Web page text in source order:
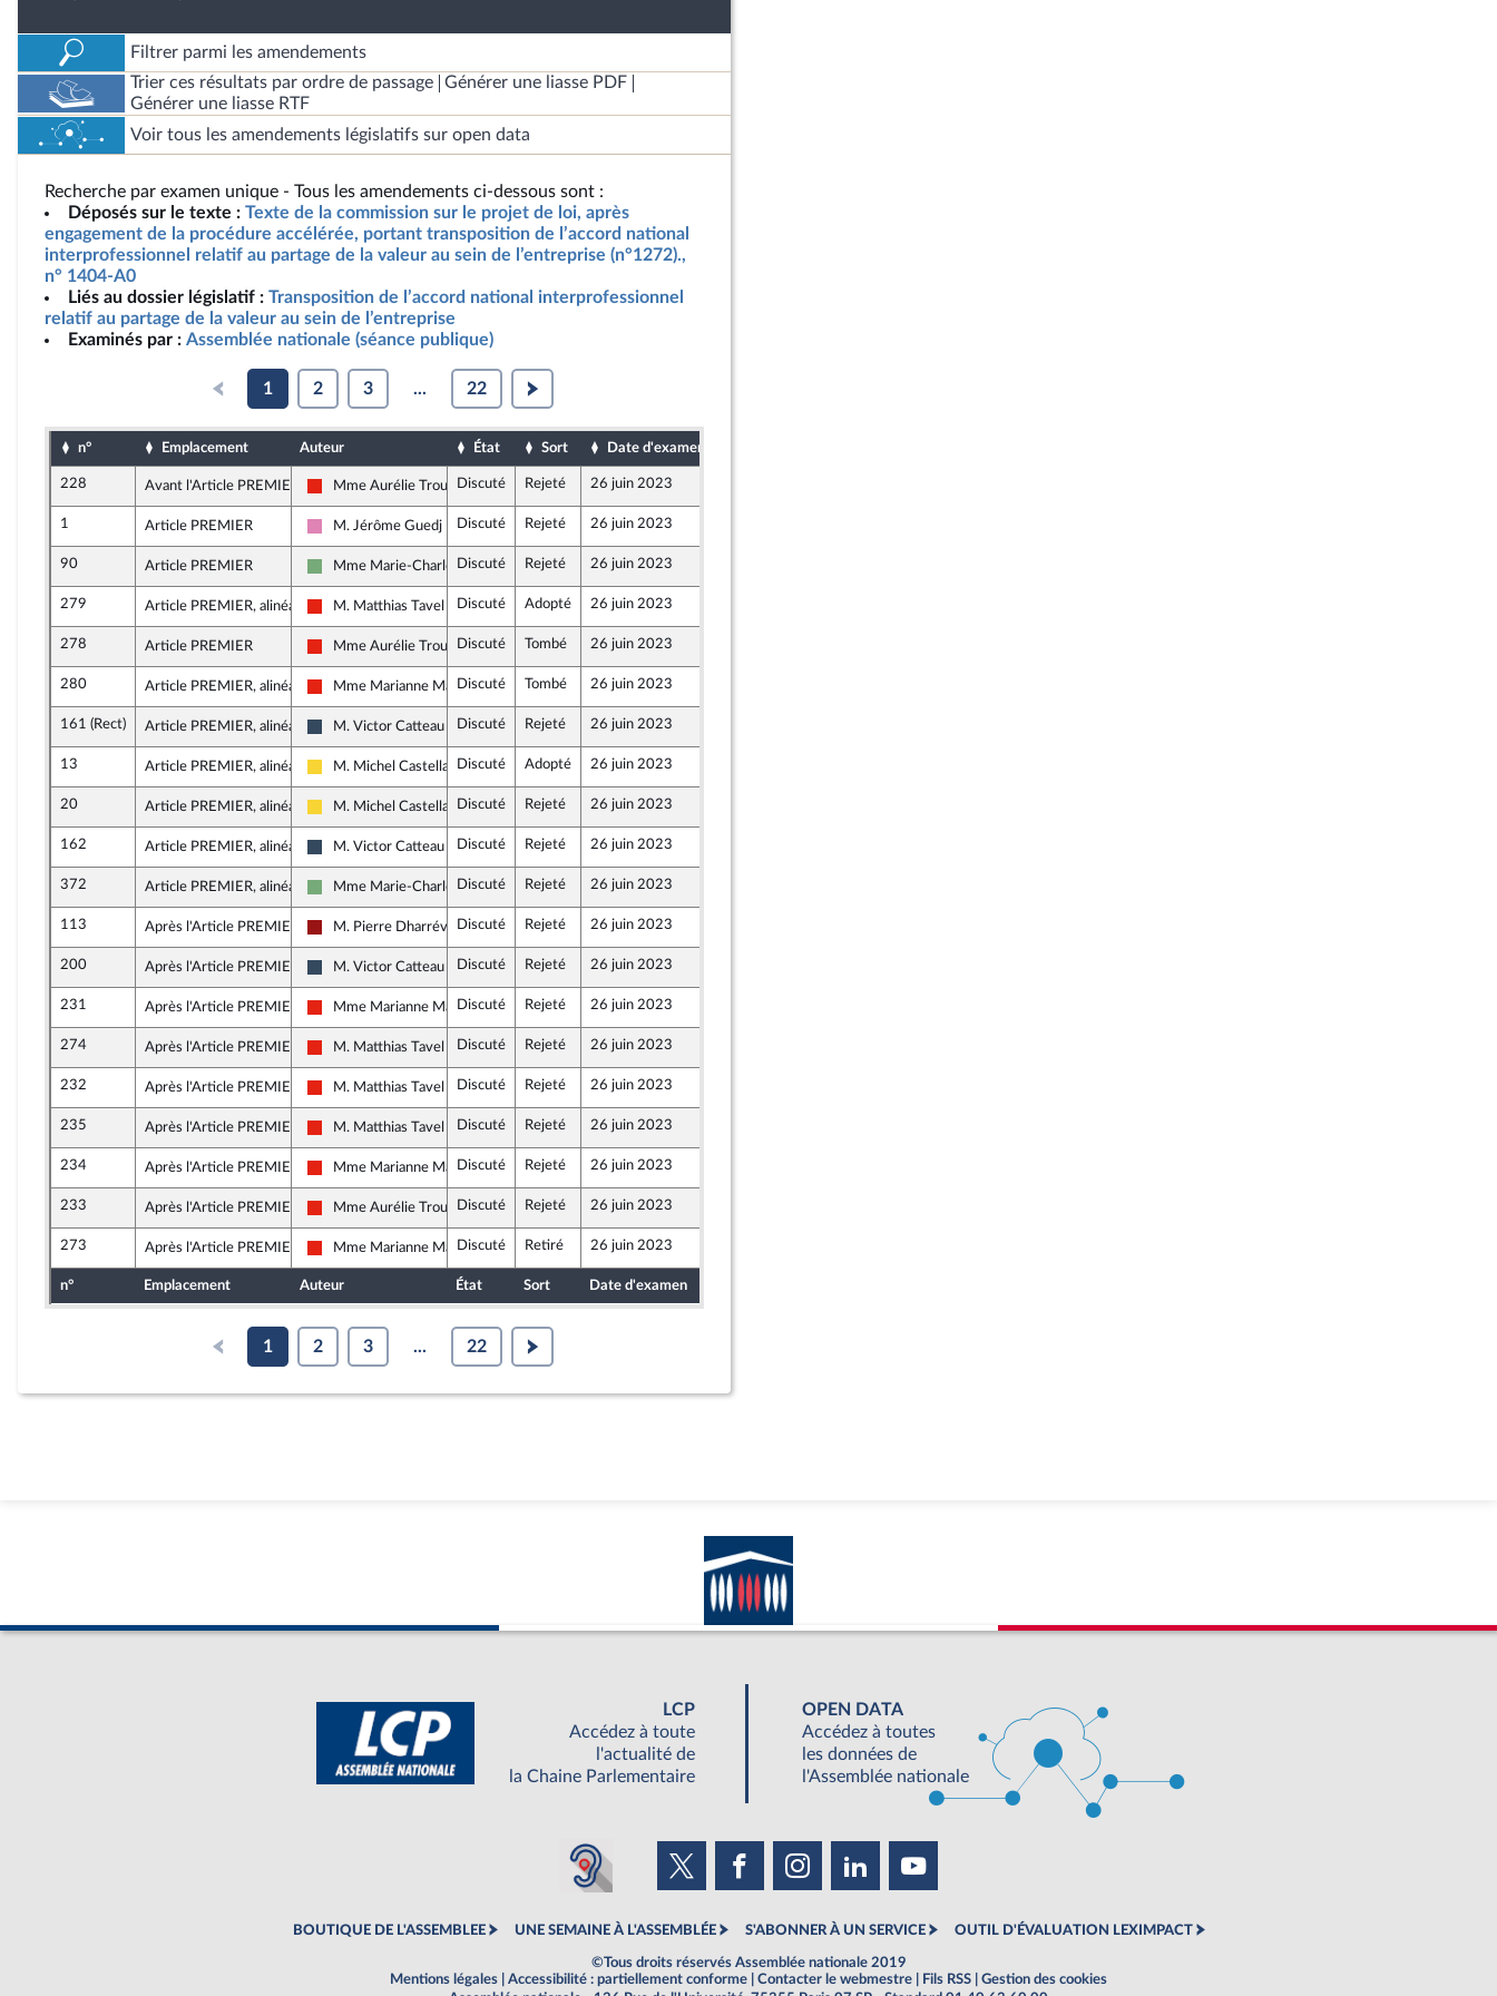
Filtrer parmi les amendements
Trier ces résultats par ordre de passage
Générer une liasse PDF
Générer une liasse RTF
Voir tous les amendements législatifs sur open data
Recherche par examen unique - Tous les amendements ci-dessous sont :
Déposés sur le texte : Texte de la commission sur le projet de loi, après
engagement de la procédure accélérée, portant transposition de l’accord national
interprofessionnel relatif au partage de la valeur au sein de l’entreprise (n°1272).,
n° 1404-A0
Liés au dossier législatif : Transposition de l’accord national interprofessionnel
relatif au partage de la valeur au sein de l’entreprise
Examinés par : Assemblée nationale (séance publique)
1 2 3 ... 22
n° Emplacement Auteur État Sort Date d'examen
228 Avant l'Article PREMIER
La France insoumise - Nouvelle Union Populaire écologique et sociale
Mme Aurélie TrouvéDiscuté Rejeté 26 juin 2023
1 Article PREMIER
Socialistes et apparentés (membre de l’intergroupe NUPES)
M. Jérôme Guedj Discuté Rejeté 26 juin 2023
90 Article PREMIER
Écologiste - NUPES
Mme Marie-Charlotte Garin
Discuté Rejeté 26 juin 2023
279 Article PREMIER, alinéa 1
La France insoumise - Nouvelle Union Populaire écologique et sociale
M. Matthias Tavel Discuté Adopté 26 juin 2023
278 Article PREMIER
La France insoumise - Nouvelle Union Populaire écologique et sociale
Mme Aurélie TrouvéDiscuté Tombé 26 juin 2023
280 Article PREMIER, alinéa 1
La France insoumise - Nouvelle Union Populaire écologique et sociale
Mme Marianne MaximiDiscuté Tombé 26 juin 2023
161 (Rect) Article PREMIER, alinéa 1
Rassemblement National
M. Victor Catteau Discuté Rejeté 26 juin 2023
13 Article PREMIER, alinéa 1
Libertés, Indépendants, Outre-mer et Territoires
M. Michel CastellaniDiscuté Adopté 26 juin 2023
20 Article PREMIER, alinéa 1
Libertés, Indépendants, Outre-mer et Territoires
M. Michel CastellaniDiscuté Rejeté 26 juin 2023
162 Article PREMIER, alinéa 1
Rassemblement National
M. Victor Catteau Discuté Rejeté 26 juin 2023
372 Article PREMIER, alinéa 1
Écologiste - NUPES
Mme Marie-Charlotte Garin
Discuté Rejeté 26 juin 2023
113 Après l'Article PREMIER
Gauche démocrate et républicaine - NUPES
M. Pierre DharrévilleDiscuté Rejeté 26 juin 2023
200 Après l'Article PREMIER
Rassemblement National
M. Victor Catteau Discuté Rejeté 26 juin 2023
231 Après l'Article PREMIER
La France insoumise - Nouvelle Union Populaire écologique et sociale
Mme Marianne MaximiDiscuté Rejeté 26 juin 2023
274 Après l'Article PREMIER
La France insoumise - Nouvelle Union Populaire écologique et sociale
M. Matthias Tavel Discuté Rejeté 26 juin 2023
232 Après l'Article PREMIER
La France insoumise - Nouvelle Union Populaire écologique et sociale
M. Matthias Tavel Discuté Rejeté 26 juin 2023
235 Après l'Article PREMIER
La France insoumise - Nouvelle Union Populaire écologique et sociale
M. Matthias Tavel Discuté Rejeté 26 juin 2023
234 Après l'Article PREMIER
La France insoumise - Nouvelle Union Populaire écologique et sociale
Mme Marianne MaximiDiscuté Rejeté 26 juin 2023
233 Après l'Article PREMIER
La France insoumise - Nouvelle Union Populaire écologique et sociale
Mme Aurélie TrouvéDiscuté Rejeté 26 juin 2023
273 Après l'Article PREMIER
La France insoumise - Nouvelle Union Populaire écologique et sociale
Mme Marianne MaximiDiscuté Retiré 26 juin 2023
n° Emplacement Auteur État Sort Date d'examen
1 2 3 ... 22
LCP
Accédez à toute
l'actualité de
la Chaine Parlementaire
OPEN DATA
Accédez à toutes
les données de
l'Assemblée nationale
BOUTIQUE DE L'ASSEMBLEE UNE SEMAINE À L'ASSEMBLÉE S'ABONNER À UN SERVICE OUTIL D'ÉVALUATION LEXIMPACT
©Tous droits réservés Assemblée nationale 2019
Mentions légales
Accessibilité : partiellement conforme Contacter le webmestre Fils RSS
Gestion des cookies